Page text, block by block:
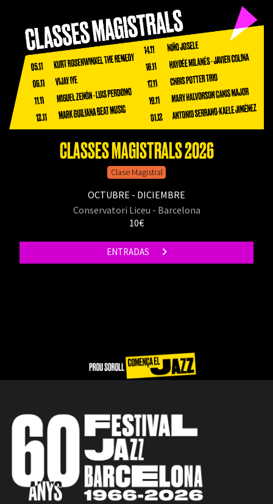
CLASSES MAGISTRALS 2026
Clase Magistral
OCTUBRE - DICIEMBRE
Conservatori Liceu - Barcelona
10€
ENTRADAS